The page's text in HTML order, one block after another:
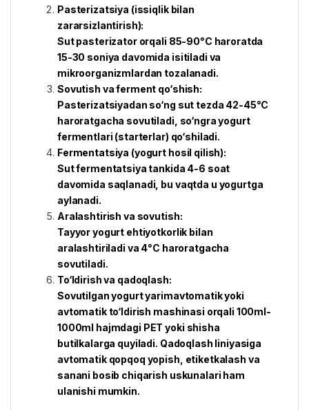
Pasterizatsiya (issiqlik bilan
zararsizlantirish):
Sut pasterizator orqali 85-90°C haroratda
15-30 soniya davomida isitiladi va
mikroorganizmlardan tozalanadi.
Sovutish va ferment qo‘shish:
Pasterizatsiyadan so‘ng sut tezda 42-45°C
haroratgacha sovutiladi, so‘ngra yogurt
fermentlari (starterlar) qo‘shiladi.
Fermentatsiya (yogurt hosil qilish):
Sut fermentatsiya tankida 4-6 soat
davomida saqlanadi, bu vaqtda u yogurtga
aylanadi.
Aralashtirish va sovutish:
Tayyor yogurt ehtiyotkorlik bilan
aralashtiriladi va 4°C haroratgacha
sovutiladi.
To‘ldirish va qadoqlash:
Sovutilgan yogurt yarimavtomatik yoki
avtomatik to‘ldirish mashinasi orqali 100ml-
1000ml hajmdagi PET yoki shisha
butilkalarga quyiladi. Qadoqlash liniyasiga
avtomatik qopqoq yopish, etiketkalash va
sanani bosib chiqarish uskunalari ham
ulanishi mumkin.